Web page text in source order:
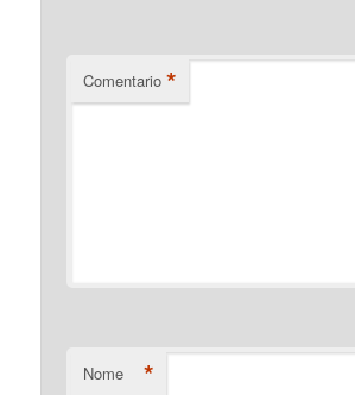
Comentario *
Nome *